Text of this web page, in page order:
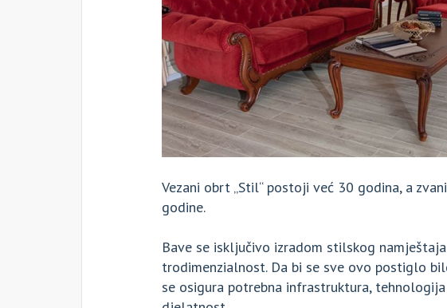
Vezani obrt „Stil“ postoji već 30 godina, a
godine.
Bave se isključivo izradom stilskog
trodimenzialnost. Da bi se sve ovo postiglo
se osigura potrebna infrastruktura,